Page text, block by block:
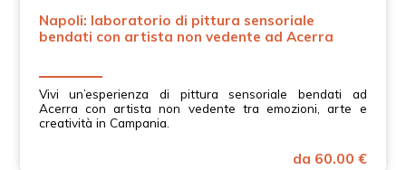
Napoli: laboratorio di pittura sensoriale
bendati con artista non vedente ad Acerra
Vivi un’esperienza di pittura sensoriale bendati ad
Acerra con artista non vedente tra emozioni, arte e
creatività in Campania.
da 60.00 €